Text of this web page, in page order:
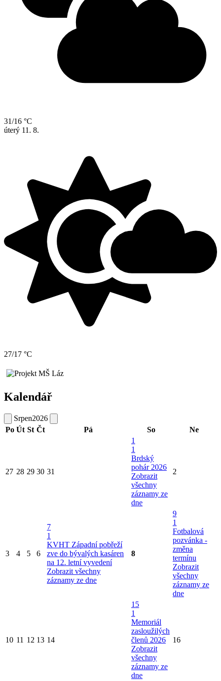
31/16 °C
úterý 11. 8.
27/17 °C
Kalendář
Srpen2026
Po Út St Čt Pá So Ne
27 28 29 30 31
1
1
Brdský
pohár 2026
Zobrazit
všechny
záznamy ze
dne
2
3 4 5 6
7
1
KVHT Západní pobřeží
zve do bývalých kasáren
na 12. letní vyvedení
Zobrazit všechny
záznamy ze dne
8
9
1
Fotbalová
pozvánka -
změna
termínu
Zobrazit
všechny
záznamy ze
dne
10 11 12 13 14
15
1
Memoriál
zasloužilých
členů 2026
Zobrazit
všechny
záznamy ze
dne
16